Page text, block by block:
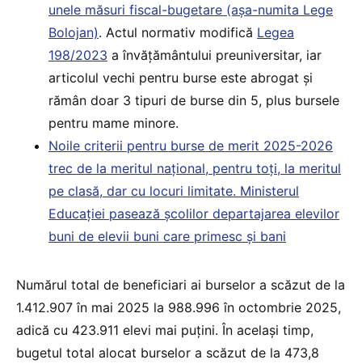
unele măsuri fiscal-bugetare (așa-numita Lege
Bolojan). Actul normativ modifică Legea
198/2023 a învățământului preuniversitar, iar
articolul vechi pentru burse este abrogat și
rămân doar 3 tipuri de burse din 5, plus bursele
pentru mame minore.
Noile criterii pentru burse de merit 2025-2026
trec de la meritul național, pentru toți, la meritul
pe clasă, dar cu locuri limitate. Ministerul
Educației pasează școlilor departajarea elevilor
buni de elevii buni care primesc și bani
Numărul total de beneficiari ai burselor a scăzut de la
1.412.907 în mai 2025 la 988.996 în octombrie 2025,
adică cu 423.911 elevi mai puțini. În același timp,
bugetul total alocat burselor a scăzut de la 473,8